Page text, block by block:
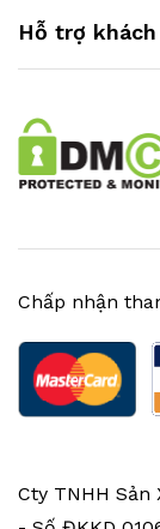
Hỗ trợ
Cty TNHH Sản
Chấp nhận